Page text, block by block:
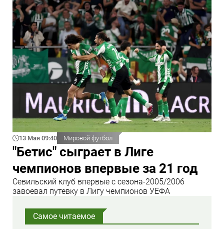
13 Мая 09:40 Мировой футбол
"Бетис" сыграет в Лиге
чемпионов впервые за 21 год
Севильский клуб впервые с сезона-2005/2006
завоевал путевку в Лигу чемпионов УЕФА
Самое читаемое